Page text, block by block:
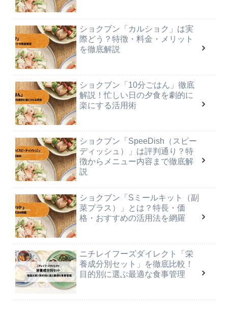
ショクブン「カルショク」は実
際どう？特徴・料金・メリット
を徹底解説
ショクブン「10分ごはん」徹底
解説！忙しい日の夕食を劇的に
楽にする活用術
ショクブン「SpeeDish（スピー
ディッシュ）」は評判通り？特
徴からメニュー内容まで徹底解
説
ショクブン「Sミールキット（副
菜プラス）」とは？特長・価
格・おすすめの活用法を網羅
ニチレイフーズダイレクト「栄
養成分別セット」を徹底比較！
目的別に選ぶ最適な食事管理